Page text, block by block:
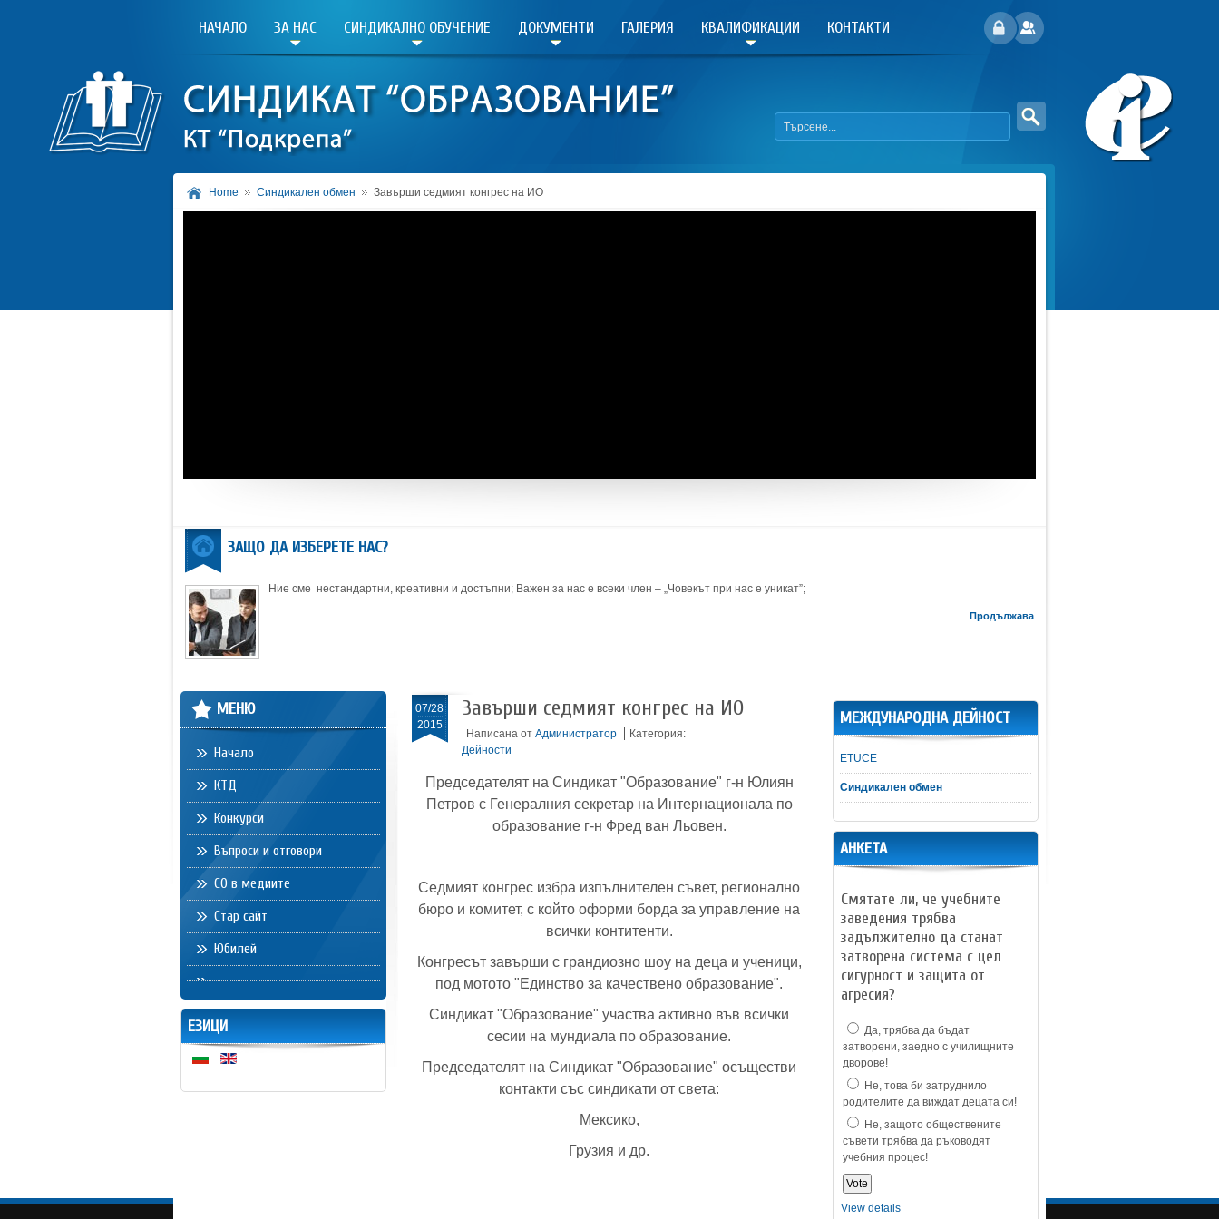
НАЧАЛО ЗА НАС СИНДИКАЛНО ОБУЧЕНИЕ ДОКУМЕНТИ ГАЛЕРИЯ КВАЛИФИКАЦИИ КОНТАКТИ
Home Синдикален обмен Завърши седмият конгрес на ИО
ЗАЩО ДА ИЗБЕРЕТЕ НАС?
Ние сме нестандартни, креативни и достъпни; Важен за нас е всеки член – „Човекът при нас е уникат”;
Продължава
07/28
2015
Завърши седмият конгрес на ИО
Написана от Администратор
Категория:
Дейности
Председателят на Синдикат "Образование" г-н Юлиян
Петров с Генералния секретар на Интернационала по
образование г-н Фред ван Льовен.
Седмият конгрес избра изпълнителен съвет, регионално
бюро и комитет, с който оформи борда за управление на
всички контитенти.
Конгресът завърши с грандиозно шоу на деца и ученици,
под мотото "Единство за качествено образование".
Синдикат "Образование" участва активно във всички
сесии на мундиала по образование.
Председателят на Синдикат "Образование" осъществи
контакти със синдикати от света:
Мексико,
Грузия и др.
МЕЖДУНАРОДНА ДЕЙНОСТ
ETUCE
Синдикален обмен
АНКЕТА
Смятате ли, че учебните
заведения трябва
задължително да станат
затворена система с цел
сигурност и защита от
агресия?
Да, трябва да бъдат
затворени, заедно с училищните
дворове!
Не, това би затруднило
родителите да виждат децата си!
Не, защото обществените
съвети трябва да ръководят
учебния процес!
View details
МЕНЮ
Начало
КТД
Конкурси
Въпроси и отговори
СО в медиите
Стар сайт
Юбилей
ЕЗИЦИ